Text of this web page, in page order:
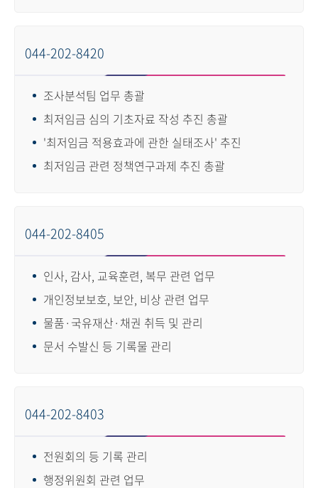
044-202-8420
조사분석팀 업무 총괄
최저임금 심의 기초자료 작성 추진 총괄
'최저임금 적용효과에 관한 실태조사' 추진
최저임금 관련 정책연구과제 추진 총괄
044-202-8405
인사, 감사, 교육훈련, 복무 관련 업무
개인정보보호, 보안, 비상 관련 업무
물품·국유재산·채권 취득 및 관리
문서 수발신 등 기록물 관리
044-202-8403
전원회의 등 기록 관리
행정위원회 관련 업무